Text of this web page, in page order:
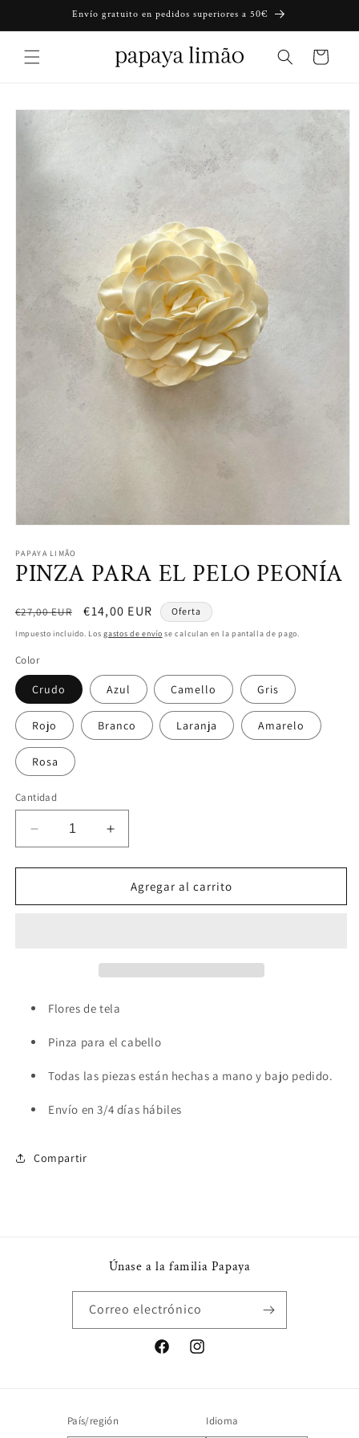
directamente
al contenido
Envío gratuito en pedidos superiores a 50€
Carrito
directamente
a la
información
del producto
PAPAYA LIMÃO
PINZA PARA EL PELO PEONÍA
Precio
habitual
€27,00 EUR
Precio
de
€14,00 EUR Oferta
Impuesto incluido. Losgastos de envío se calculan en la pantalla de pago.
Color
Crudo Azul Camello Gris
Rojo Branco Laranja Amarelo
Rosa
Cantidad
Reducir
cantidad
para
PARA
Aumentar
cantidad
para
PINZA
PARA
Agregar al carrito
Flores de tela
Pinza para el cabello
Todas las piezas están hechas a mano y bajo pedido.
Envío en 3/4 días hábiles
Compartir
Únase a la familia Papaya
Correo electrónico
FacebookInstagram
País/región Idioma